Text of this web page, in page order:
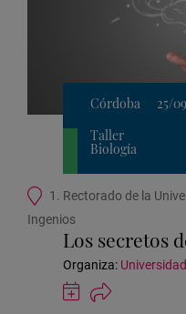
Córdoba
25/
Taller
Biología
Ubicación
la
actividad
1. Rectorado de la
Ingenios
Los secretos
Organiza:
Guardar
actividad